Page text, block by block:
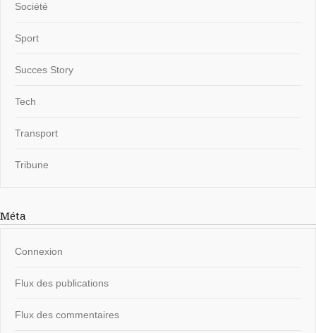
Société
Sport
Succes Story
Tech
Transport
Tribune
Méta
Connexion
Flux des publications
Flux des commentaires